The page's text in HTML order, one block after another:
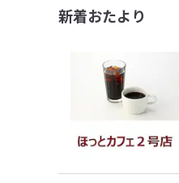
新着おたより